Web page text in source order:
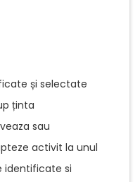
și selectate
ținta
sau
activit la unul
identificate si